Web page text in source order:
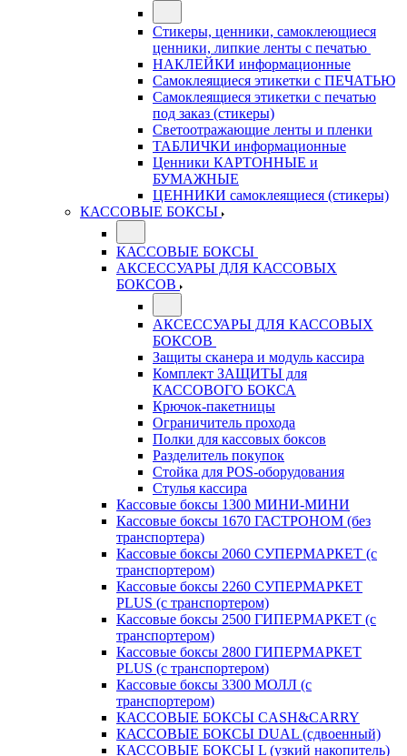
Стикеры, ценники, самоклеющиеся
ценники, липкие ленты с печатью
НАКЛЕЙКИ информационные
Самоклеящиеся этикетки с ПЕЧАТЬЮ
Самоклеящиеся этикетки с печатью
под заказ (стикеры)
Светоотражающие ленты и пленки
ТАБЛИЧКИ информационные
Ценники КАРТОННЫЕ и
БУМАЖНЫЕ
ЦЕННИКИ самоклеящиеся (стикеры)
КАССОВЫЕ БОКСЫ
КАССОВЫЕ БОКСЫ
АКСЕССУАРЫ ДЛЯ КАССОВЫХ
БОКСОВ
АКСЕССУАРЫ ДЛЯ КАССОВЫХ
БОКСОВ
Защиты сканера и модуль кассира
Комплект ЗАЩИТЫ для
КАССОВОГО БОКСА
Крючок-пакетницы
Ограничитель прохода
Полки для кассовых боксов
Разделитель покупок
Стойка для POS-оборудования
Стулья кассира
Кассовые боксы 1300 МИНИ-МИНИ
Кассовые боксы 1670 ГАСТРОНОМ (без
транспортера)
Кассовые боксы 2060 СУПЕРМАРКЕТ (с
транспортером)
Кассовые боксы 2260 СУПЕРМАРКЕТ
PLUS (с транспортером)
Кассовые боксы 2500 ГИПЕРМАРКЕТ (с
транспортером)
Кассовые боксы 2800 ГИПЕРМАРКЕТ
PLUS (с транспортером)
Кассовые боксы 3300 МОЛЛ (с
транспортером)
КАССОВЫЕ БОКСЫ CASH&CARRY
КАССОВЫЕ БОКСЫ DUAL (сдвоенный)
КАССОВЫЕ БОКСЫ L (узкий накопитель)